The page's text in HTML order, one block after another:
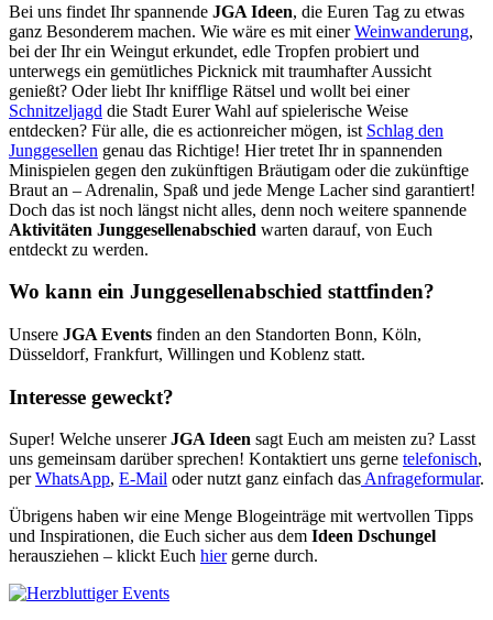
Bei uns findet Ihr spannende JGA Ideen, die Euren Tag zu etwas
ganz Besonderem machen. Wie wäre es mit einerWeinwanderung,
bei der Ihr ein Weingut erkundet, edle Tropfen probiert und
unterwegs ein gemütliches Picknick mit traumhafter Aussicht
genießt? Oder liebt Ihr knifflige Rätsel und wollt bei einer
Schnitzeljagd die Stadt Eurer Wahl auf spielerische Weise
entdecken? Für alle, die es actionreicher mögen, ist Schlag den
Junggesellen genau das Richtige! Hier tretet Ihr in spannenden
Minispielen gegen den zukünftigen Bräutigam oder die zukünftige
Braut an – Adrenalin, Spaß und jede Menge Lacher sind garantiert!
Doch das ist noch längst nicht alles, denn noch weitere spannende
Aktivitäten Junggesellenabschied warten darauf, von Euch
entdeckt zu werden.
Wo kann ein Junggesellenabschied stattfinden?
Unsere JGA Events finden an den Standorten Bonn, Köln,
Düsseldorf, Frankfurt, Willingen und Koblenz statt.
Interesse geweckt?
Super! Welche unsererJGA Ideen sagt Euch am meisten zu? Lasst
uns gemeinsam darüber sprechen! Kontaktiert uns gerne telefonisch,
perWhatsApp, E-Mail oder nutzt ganz einfach das Anfrageformular.
Übrigens haben wir eine Menge Blogeinträge mit wertvollen Tipps
und Inspirationen, die Euch sicher aus dem Ideen Dschungel
herausziehen – klickt Euch hiergerne durch.